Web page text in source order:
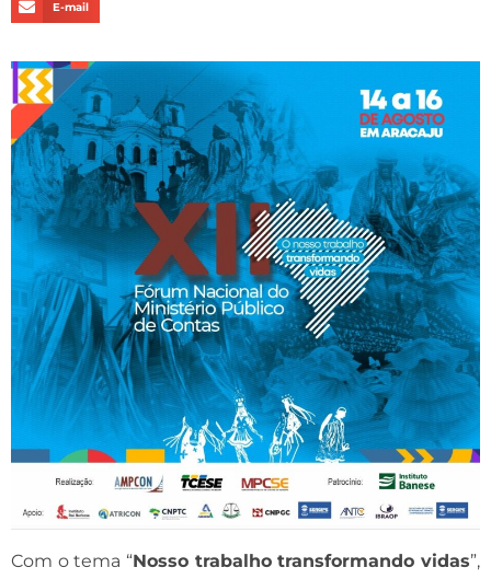
E-mail
Com o tema “Nosso trabalho transformando vidas”,